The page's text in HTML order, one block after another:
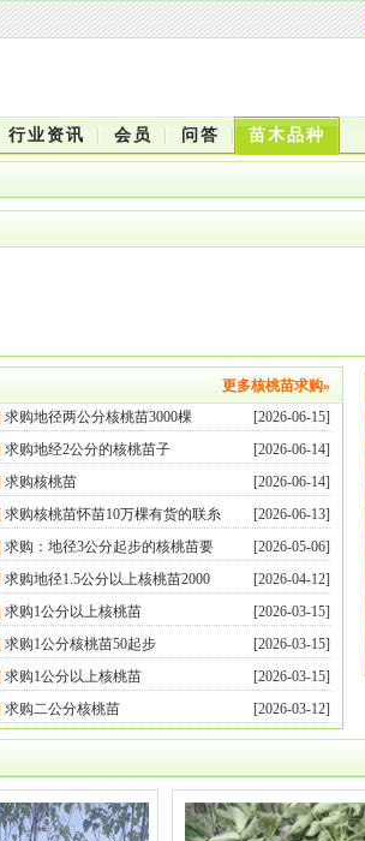
行业资讯 会员 问答 苗木品种
更多核桃苗求购»
[2026-06-15]
求购地径两公分核桃苗3000棵
[2026-06-14]
求购地经2公分的核桃苗子
[2026-06-14]
求购核桃苗
[2026-06-13]
求购核桃苗怀苗10万棵有货的联糸
[2026-05-06]
求购：地径3公分起步的核桃苗要
[2026-04-12]
求购地径1.5公分以上核桃苗2000
[2026-03-15]
求购1公分以上核桃苗
[2026-03-15]
求购1公分核桃苗50起步
[2026-03-15]
求购1公分以上核桃苗
[2026-03-12]
求购二公分核桃苗